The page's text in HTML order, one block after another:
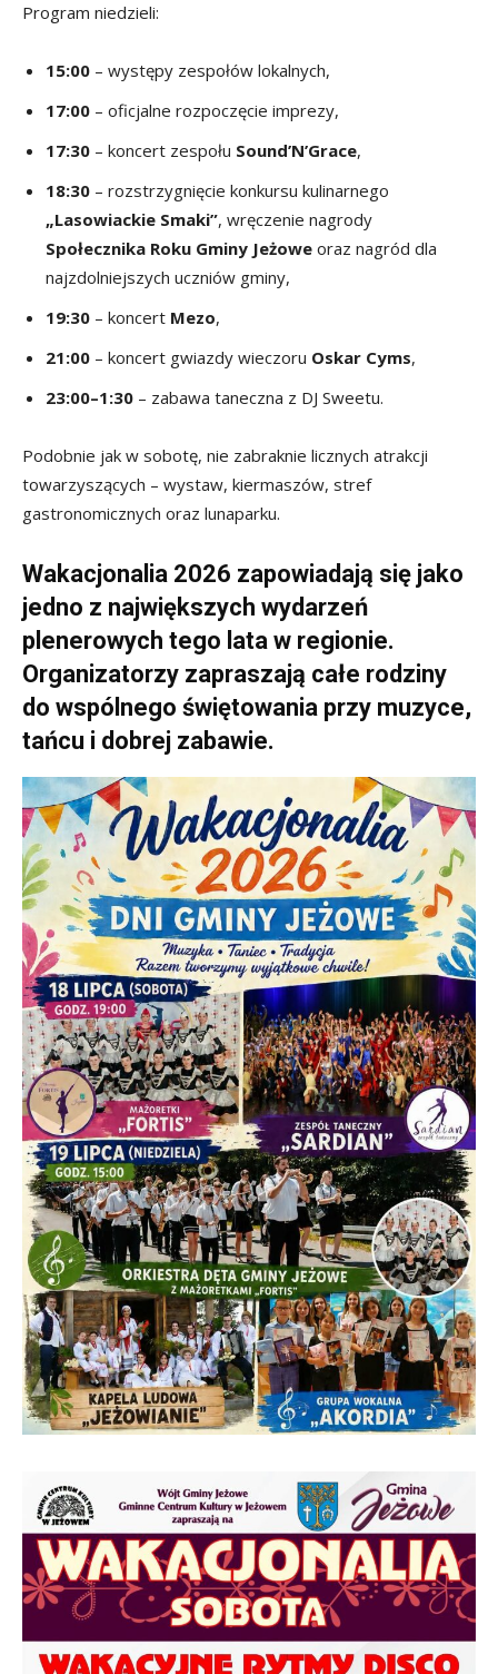
Program niedzieli:
15:00 – występy zespołów lokalnych,
17:00 – oficjalne rozpoczęcie imprezy,
17:30 – koncert zespołu Sound’N’Grace,
18:30 – rozstrzygnięcie konkursu kulinarnego
„Lasowiackie Smaki”, wręczenie nagrody
Społecznika Roku Gminy Jeżowe oraz nagród dla
najzdolniejszych uczniów gminy,
19:30 – koncert Mezo,
21:00 – koncert gwiazdy wieczoru Oskar Cyms,
23:00–1:30 – zabawa taneczna z DJ Sweetu.
Podobnie jak w sobotę, nie zabraknie licznych atrakcji
towarzyszących – wystaw, kiermaszów, stref
gastronomicznych oraz lunaparku.
Wakacjonalia 2026 zapowiadają się jako
jedno z największych wydarzeń
plenerowych tego lata w regionie.
Organizatorzy zapraszają całe rodziny
do wspólnego świętowania przy muzyce,
tańcu i dobrej zabawie.